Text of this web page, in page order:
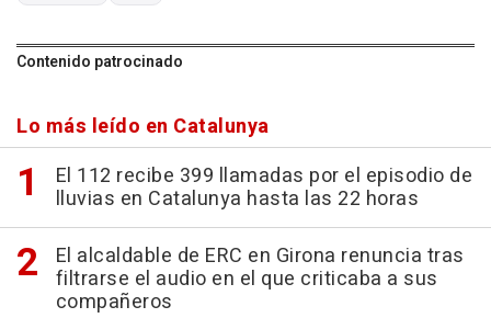
Contenido patrocinado
Lo más leído en Catalunya
El 112 recibe 399 llamadas por el episodio de
lluvias en Catalunya hasta las 22 horas
El alcaldable de ERC en Girona renuncia tras
filtrarse el audio en el que criticaba a sus
compañeros